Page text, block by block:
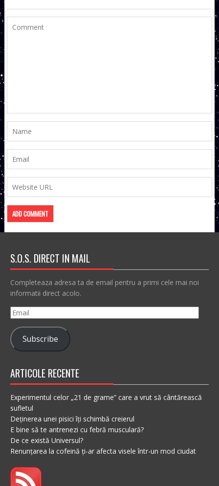
S.O.S. DIRECT IN MAIL
Completeaza adresa ta de email pentru a primi cele mai noi
informatii direct acolo.
Email
Subscribe
ARTICOLE RECENTE
Experimentul celor „21 de grame” care a vrut să cântărească
sufletul
Deținerea unei pisici îți schimbă creierul
E bine să te antrenezi cu febră musculară?
De ce există Universul?
Renunțarea la cofeină ți-ar afecta visele într-un mod ciudat